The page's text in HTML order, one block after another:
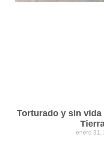
Torturado y sin
enero 31,